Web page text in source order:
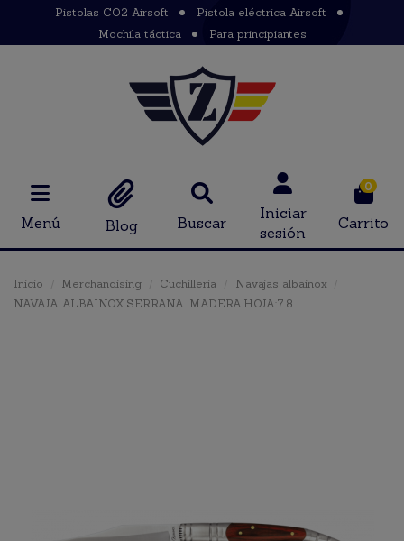
Pistolas CO2 Airsoft
Pistola eléctrica Airsoft
Mochila táctica
Para principiantes
Menú Blog Buscar
Iniciar
sesión
0
Carrito
Inicio Merchandising Cuchilleria
Navajas albainox
NAVAJA ALBAINOX.SERRANA. MADERA.HOJA:7.8